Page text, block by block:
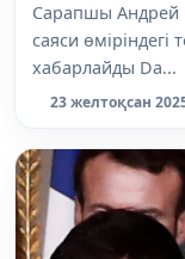
Сарапшы Андрей
саяси
хабарлайды Da...
23 желтоқсан